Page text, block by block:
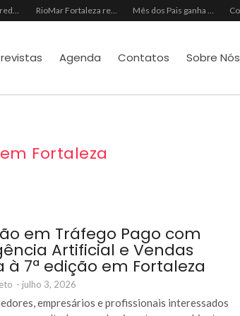
RioMar Fortaleza recebe superagenda de shows nacionais no mês dos Pais Mês dos Pais ganha programação especial com atrações gratuitas para toda a família no Shopping Maranguape Com 100% dos estandes comercializados, Feira Regional da Beleza reunirá mais de 500 marcas no Centro de Eventos do CE em outubro
Agenda Contatos Sobre Nós
Fortaleza
em Tráfego Pago com
Artificial e Vendas
à 7ª edição em Fortaleza
- julho 3, 2026
empresários e profissionais interessados